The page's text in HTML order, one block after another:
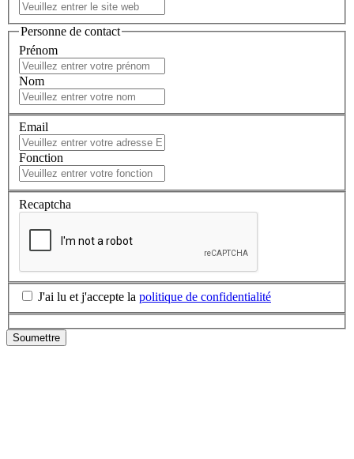
Personne de contact
Prénom
Nom
Email
Fonction
Recaptcha
J'ai lu et j'accepte la politique de confidentialité